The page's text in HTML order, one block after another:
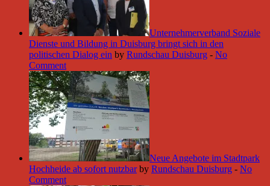
Unternehmerverband Soziale
Dienste und Bildung in Duisburg bringt sich in den
politischen Dialog ein by Rundschau Duisburg - No
Comment
Neue Angebote im Stadtpark
Hochheide ab sofort nutzbar by Rundschau Duisburg - No
Comment